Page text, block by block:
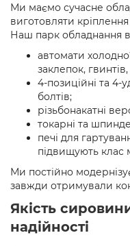
Ми маємо сучасне
виготовляти кріплення
Наш парк обладнання
автомати
заклепок,
4-позиційні та 4-
болтів;
різьбонакатні
токарні та
печі для
підвищують клас
Ми постійно
завжди отримували
Якість
надійності